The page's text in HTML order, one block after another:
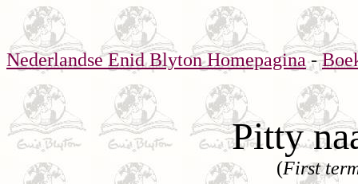
Nederlandse Enid Blyton Homepagina-
Pitty
(First